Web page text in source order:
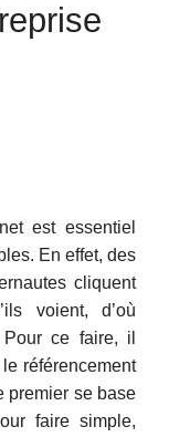
est essentiel
En effet, des
cliquent
voient, d’où
Pour ce faire, il
référencement
premier se base
faire simple,